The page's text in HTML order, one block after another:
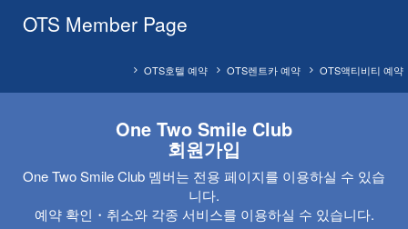
OTS Member Page
OTS액티비티 예약
OTS렌트카 예약
OTS호텔 예약
One Two Smile Club
회원가입
One Two Smile Club 멤버는 전용 페이지를 이용하실 수 있습
니다.
예약 확인・취소와 각종 서비스를 이용하실 수 있습니다.